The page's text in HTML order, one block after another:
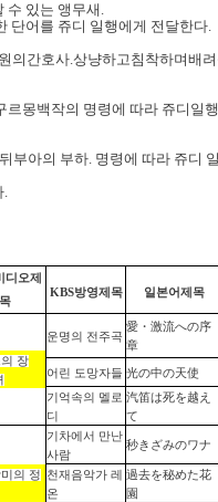
수 있는 앵무새 .
단어를 쥬디 일행에게 전달한다.
의간호사.상냥하고침착하며배
르몽백작의 명령에 따라 쥬디일
부아의 부하. 명령에 따라 쥬디
.
디오제
목
KBS방영제목 일본어제목
장
운명의 전주곡
愛 ・ 激流への序
章
어린 도망자들 光の中の天使
기억속의 멜로
디
汽笛は死を越え
て
의
정
기차에서 만난
사람
秒きざみのワナ
천재음악가 레
온
過去を秘めた花
園